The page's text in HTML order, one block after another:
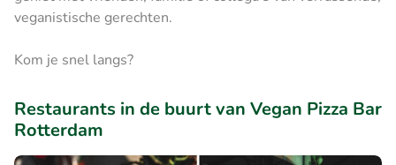
veganistische gerechten.
Kom je snel langs?
Restaurants in de buurt van Vegan Pizza Bar
Rotterdam